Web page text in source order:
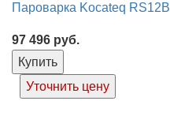
Пароварка Kocateq RS12B
97 496 руб.
Купить
Уточнить цену